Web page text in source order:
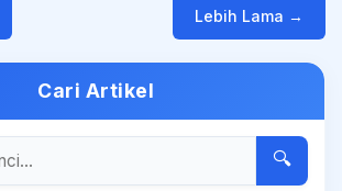
Lebih Lama →
Cari Artikel
🔍